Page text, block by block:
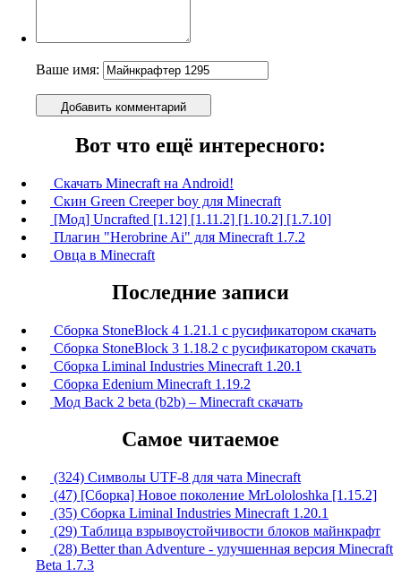
Ваше имя:
Добавить комментарий
Вот что ещё интересного:
Скачать Minecraft на Android!
Скин Green Сreeper boy для Minecraft
[Мод] Uncrafted [1.12] [1.11.2] [1.10.2] [1.7.10]
Плагин "Herobrine Ai" для Minecraft 1.7.2
Овца в Minecraft
Последние записи
Сборка StoneBlock 4 1.21.1 с русификатором скачать
Сборка StoneBlock 3 1.18.2 с русификатором скачать
Сборка Liminal Industries Minecraft 1.20.1
Сборка Edenium Minecraft 1.19.2
Мод Back 2 beta (b2b) – Minecraft скачать
Самое читаемое
(324) Символы UTF-8 для чата Minecraft
(47) [Сборка] Новое поколение MrLololoshka [1.15.2]
(35) Сборка Liminal Industries Minecraft 1.20.1
(29) Таблица взрывоустойчивости блоков майнкрафт
(28) Better than Adventure - улучшенная версия Minecraft
Beta 1.7.3